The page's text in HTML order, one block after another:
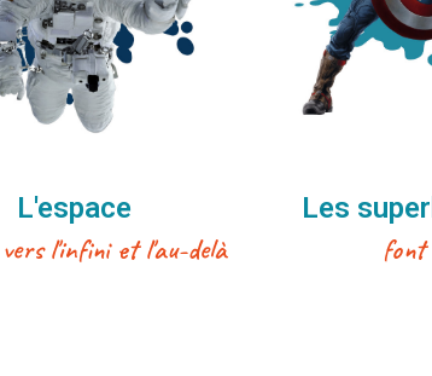
L'espace
vers l'infini et l'au-delà
Les
font